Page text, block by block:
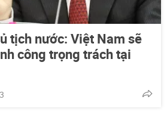
tịch nước: Việt Nam sẽ
công trọng trách tại